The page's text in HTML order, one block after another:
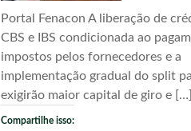
Portal Fenacon A liberação de
CBS e IBS condicionada ao
impostos pelos fornecedores e a
implementação gradual do split
exigirão maior capital de giro e […]
Compartilhe isso: